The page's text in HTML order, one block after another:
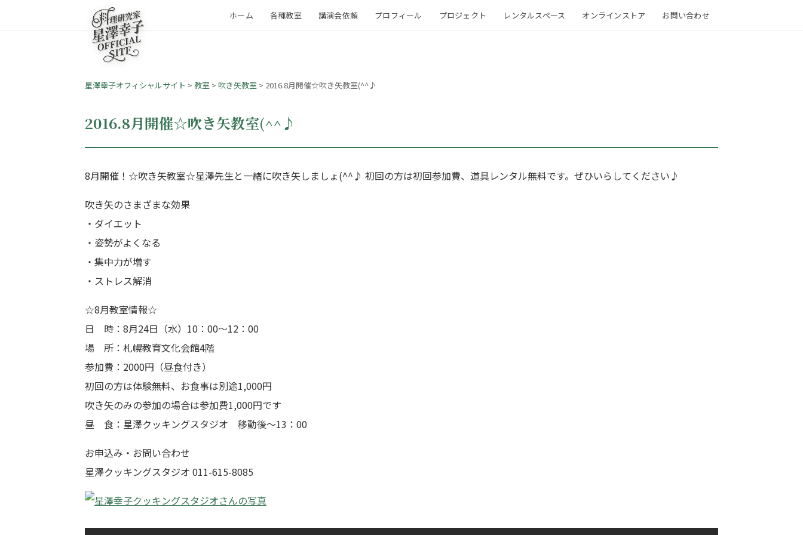
ホーム 各種教室 講演会依頼 プロフィール プロジェクト レンタルスペース オンラインストア お問い合わせ
星澤幸子オフィシャルサイト > 教室 > 吹き矢教室 > 2016.8月開催☆吹き矢教室(^^♪
2016.8月開催☆吹き矢教室(^^♪
8月開催！☆吹き矢教室☆星澤先生と一緒に吹き矢しましょ(^^♪ 初回の方は初回参加費、道具レンタル無料です。ぜひいらしてください♪
吹き矢のさまざまな効果
・ダイエット
・姿勢がよくなる
・集中力が増す
・ストレス解消
☆8月教室情報☆
日 時：8月24日（水）10：00～12：00
場 所：札幌教育文化会館4階
参加費：2000円（昼食付き）
初回の方は体験無料、お食事は別途1,000円
吹き矢のみの参加の場合は参加費1,000円です
昼 食：星澤クッキングスタジオ 移動後～13：00
お申込み・お問い合わせ
星澤クッキングスタジオ 011-615-8085